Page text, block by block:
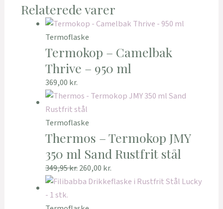
Relaterede varer
Termoflaske
Termokop – Camelbak
Thrive – 950 ml
369,00 kr.
Termoflaske
Thermos – Termokop JMY
350 ml Sand Rustfrit stål
349,95kr.260,00 kr.